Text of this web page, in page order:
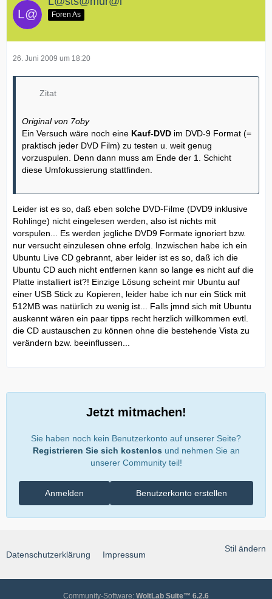
Foren As
26. Juni 2009 um 18:20
Zitat
Original von 7oby
Ein Versuch wäre noch eine Kauf-DVD im DVD-9 Format (=
praktisch jeder DVD Film) zu testen u. weit genug
vorzuspulen. Denn dann muss am Ende der 1. Schicht
diese Umfokussierung stattfinden.
Leider ist es so, daß eben solche DVD-Filme (DVD9 inklusive
Rohlinge) nicht eingelesen werden, also ist nichts mit
vorspulen... Es werden jegliche DVD9 Formate ignoriert bzw.
nur versucht einzulesen ohne erfolg. Inzwischen habe ich ein
Ubuntu Live CD gebrannt, aber leider ist es so, daß ich die
Ubuntu CD auch nicht entfernen kann so lange es nicht auf die
Platte installiert ist?! Einzige Lösung scheint mir Ubuntu auf
einer USB Stick zu Kopieren, leider habe ich nur ein Stick mit
512MB was natürlich zu wenig ist... Falls jmnd sich mit Ubuntu
auskennt wären ein paar tipps recht herzlich willkommen evtl.
die CD austauschen zu können ohne die bestehende Vista zu
verändern bzw. beeinflussen...
Jetzt mitmachen!
Sie haben noch kein Benutzerkonto auf unserer Seite?
Registrieren Sie sich kostenlos und nehmen Sie an
unserer Community teil!
Benutzerkonto erstellen
Anmelden
Stil ändern
Datenschutzerklärung Impressum
Community-Software: WoltLab Suite™ 6.2.6